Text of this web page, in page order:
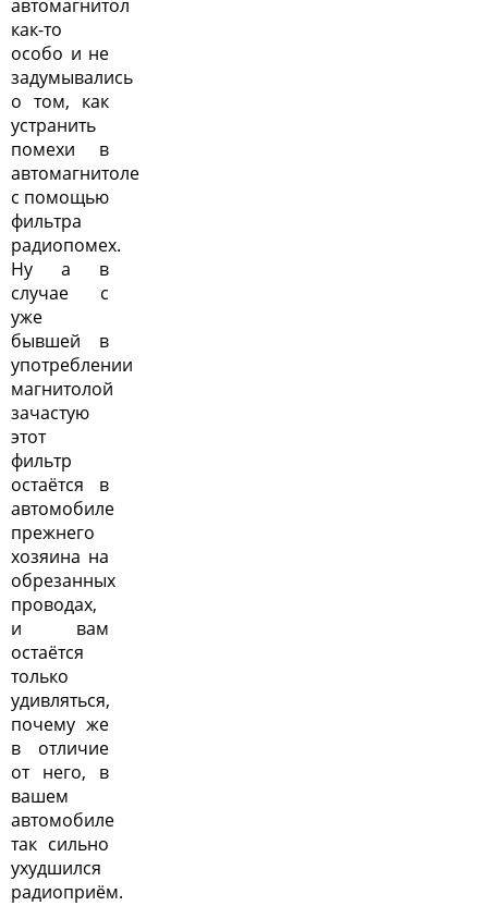
автомагнитол
как-то
особо и не
задумывались
о том, как
устранить
помехи в
автомагнитоле
с помощью
фильтра
радиопомех.
Ну а в
случае с
уже
бывшей в
употреблении
магнитолой
зачастую
этот
фильтр
остаётся в
автомобиле
прежнего
хозяина на
обрезанных
проводах,
и вам
остаётся
только
удивляться,
почему же
в отличие
от него, в
вашем
автомобиле
так сильно
ухудшился
радиоприём.